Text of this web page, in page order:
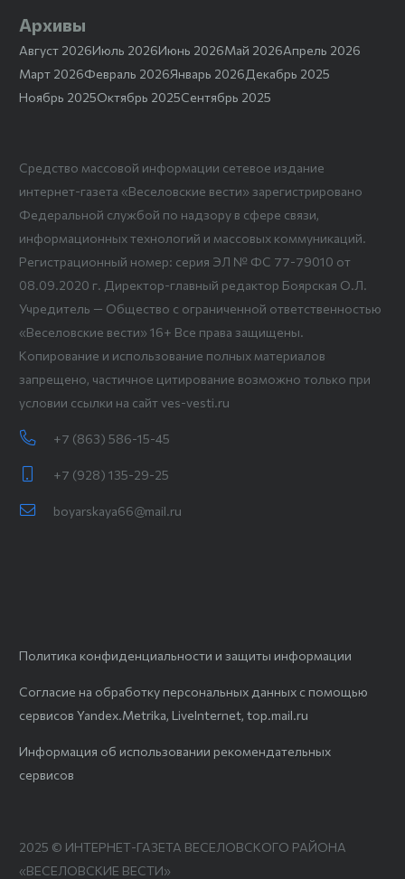
Архивы
Август 2026Июль 2026Июнь 2026Май 2026Апрель 2026
Март 2026Февраль 2026Январь 2026Декабрь 2025
Ноябрь 2025Октябрь 2025Сентябрь 2025
Средство массовой информации сетевое издание
интернет-газета «Веселовские вести» зарегистрировано
Федеральной службой по надзору в сфере связи,
информационных технологий и массовых коммуникаций.
Регистрационный номер: серия ЭЛ № ФС 77-79010 от
08.09.2020 г. Директор-главный редактор Боярская О.Л.
Учредитель — Общество с ограниченной ответственностью
«Веселовские вести» 16+ Все права защищены.
Копирование и использование полных материалов
запрещено, частичное цитирование возможно только при
условии ссылки на сайт ves-vesti.ru
+7 (863) 586-15-45
+7 (928) 135-29-25
boyarskaya66@mail.ru
Политика конфиденциальности и защиты информации
Согласие на обработку персональных данных с помощью
сервисов Yandex.Metrika, LiveInternet, top.mail.ru
Информация об использовании рекомендательных
сервисов
2025 © ИНТЕРНЕТ-ГАЗЕТА ВЕСЕЛОВСКОГО РАЙОНА
«ВЕСЕЛОВСКИЕ ВЕСТИ»